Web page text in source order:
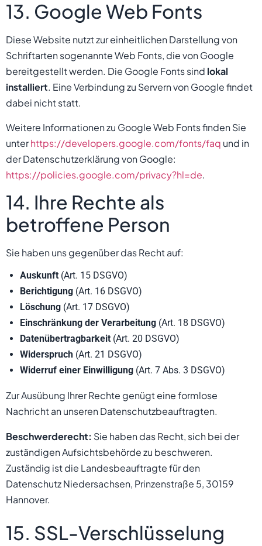
13. Google Web Fonts
Diese Website nutzt zur einheitlichen Darstellung von
Schriftarten sogenannte Web Fonts, die von Google
bereitgestellt werden. Die Google Fonts sind lokal
installiert. Eine Verbindung zu Servern von Google findet
dabei nicht statt.
Weitere Informationen zu Google Web Fonts finden Sie
unterhttps://developers.google.com/fonts/faq und in
der Datenschutzerklärung von Google:
https://policies.google.com/privacy?hl=de.
14. Ihre Rechte als
betroffene Person
Sie haben uns gegenüber das Recht auf:
Auskunft (Art. 15 DSGVO)
Berichtigung (Art. 16 DSGVO)
Löschung (Art. 17 DSGVO)
Einschränkung der Verarbeitung (Art. 18 DSGVO)
Datenübertragbarkeit (Art. 20 DSGVO)
Widerspruch (Art. 21 DSGVO)
Widerruf einer Einwilligung (Art. 7 Abs. 3 DSGVO)
Zur Ausübung Ihrer Rechte genügt eine formlose
Nachricht an unseren Datenschutzbeauftragten.
Beschwerderecht: Sie haben das Recht, sich bei der
zuständigen Aufsichtsbehörde zu beschweren.
Zuständig ist die Landesbeauftragte für den
Datenschutz Niedersachsen, Prinzenstraße 5, 30159
Hannover.
15. SSL-Verschlüsselung